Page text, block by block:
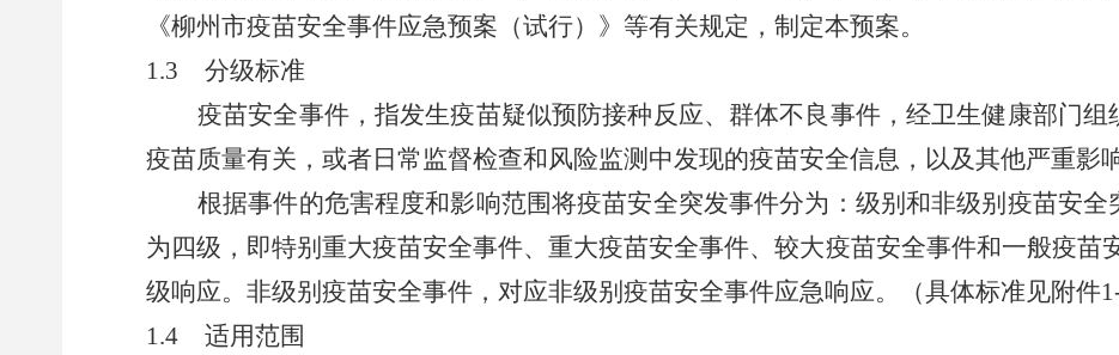
《柳州市疫苗安全事件应急预案（试行）》等有关规定，制定本预案。
1.3
分级标准
疫苗安全事件，指发生疫苗疑似预防接种反应、群体不良事件，经卫生健康部门
疫苗质量有关，或者日常监督检查和风险监测中发现的疫苗安全信息，以及其他严重影
根据事件的危害程度和影响范围将疫苗安全突发事件分为：级别和非级别疫苗安
为四级，即特别重大疫苗安全事件、重大疫苗安全事件、较大疫苗安全事件和一般疫苗
级响应。 非级别疫苗安全事件，对应非级别疫苗安全事件应急响应。（具体标准见附件
1.4
适用范围